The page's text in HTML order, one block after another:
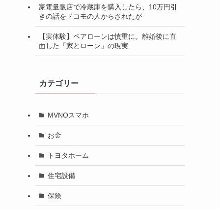
家電量販店で冷蔵庫を購入したら、10万円引
きの話をドコモの人からされたが
【実体験】ペアローンは慎重に。離婚後に直
面した「家とローン」の現実
カテゴリー
MVNOスマホ
お金
トヨタホーム
住宅設備
保険